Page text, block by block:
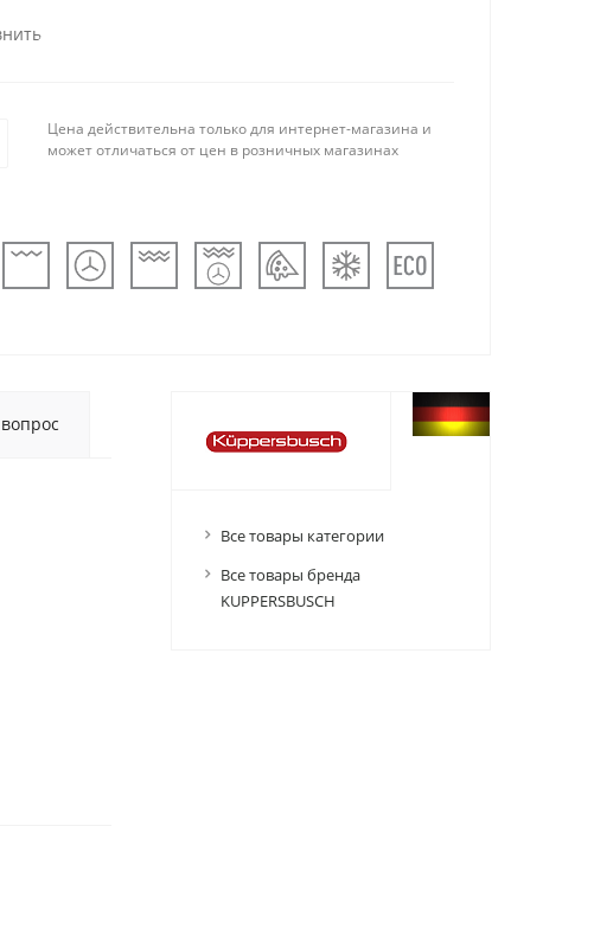
Цена действительна только для интернет-магазина и
может отличаться от цен в розничных магазинах
Все товары категории
Все товары бренда
KUPPERSBUSCH